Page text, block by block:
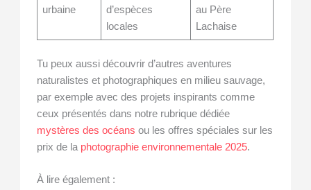
urbaine
d’espèces
locales
au Père
Lachaise
Tu peux aussi découvrir d’autres aventures
naturalistes et photographiques en milieu sauvage,
par exemple avec des projets inspirants comme
ceux présentés dans notre rubrique dédiée
mystères des océans ou les offres spéciales sur les
prix de la photographie environnementale 2025.
À lire également :